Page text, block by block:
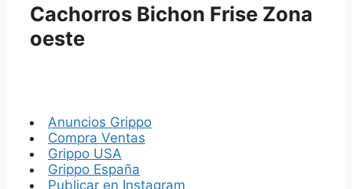
Cachorros Bichon Frise Zona
oeste
Anuncios Grippo
Compra Ventas
Grippo USA
Grippo España
Publicar en Instagram